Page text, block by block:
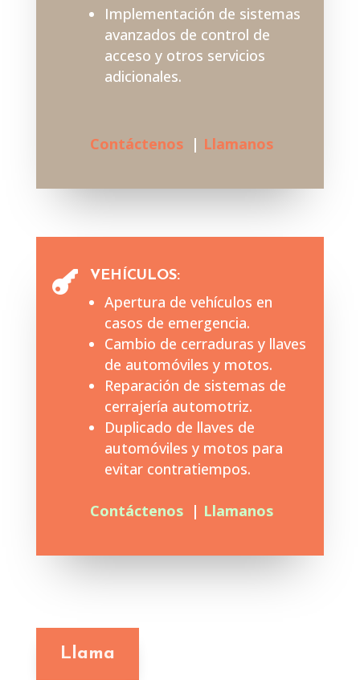
Implementación de sistemas
avanzados de control de
acceso y otros servicios
adicionales.
Contáctenos| Llamanos
 VEHÍCULOS:
Apertura de vehículos en
casos de emergencia.
Cambio de cerraduras y llaves
de automóviles y motos.
Reparación de sistemas de
cerrajería automotriz.
Duplicado de llaves de
automóviles y motos para
evitar contratiempos.
Contáctenos| Llamanos
Llama